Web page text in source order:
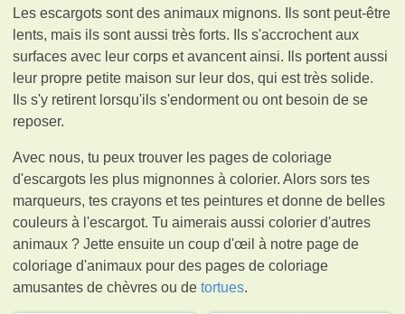
Les escargots sont des animaux mignons. Ils sont peut-être
lents, mais ils sont aussi très forts. Ils s'accrochent aux
surfaces avec leur corps et avancent ainsi. Ils portent aussi
leur propre petite maison sur leur dos, qui est très solide.
Ils s'y retirent lorsqu'ils s'endorment ou ont besoin de se
reposer.
Avec nous, tu peux trouver les pages de coloriage
d'escargots les plus mignonnes à colorier. Alors sors tes
marqueurs, tes crayons et tes peintures et donne de belles
couleurs à l'escargot. Tu aimerais aussi colorier d'autres
animaux ? Jette ensuite un coup d'œil à notre page de
coloriage d'animaux pour des pages de coloriage
amusantes de chèvres ou detortues.